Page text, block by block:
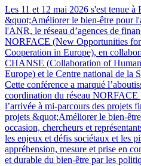
Les 11 et 12 mai 2026 s'est tenue
&quot;Améliorer le bien-être pour
l'ANR, le réseau d’agences de
NORFACE (New Opportunities
Cooperation in Europe), en
CHANSE (Collaboration of
Europe) et le Centre national de la
Cette conférence a marqué
coordination du réseau
l’arrivée à mi-parcours des projets
projets &quot;Améliorer le bien-
occasion, chercheurs et
les enjeux et défis sociétaux et les
appréhension, mesure et prise en
et durable du bien-être par les